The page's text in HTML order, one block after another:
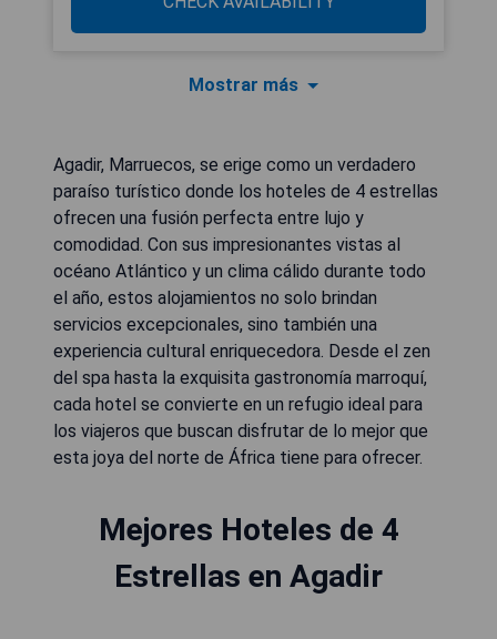
Mostrar más
Agadir, Marruecos, se erige como un verdadero
paraíso turístico donde los hoteles de 4 estrellas
ofrecen una fusión perfecta entre lujo y
comodidad. Con sus impresionantes vistas al
océano Atlántico y un clima cálido durante todo
el año, estos alojamientos no solo brindan
servicios excepcionales, sino también una
experiencia cultural enriquecedora. Desde el zen
del spa hasta la exquisita gastronomía marroquí,
cada hotel se convierte en un refugio ideal para
los viajeros que buscan disfrutar de lo mejor que
esta joya del norte de África tiene para ofrecer.
Mejores Hoteles de 4
Estrellas en Agadir